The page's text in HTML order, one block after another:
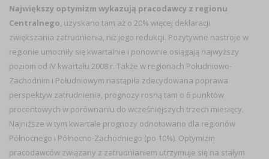
Największy optymizm wykazują pracodawcy z regionu
Centralnego, uzyskano tam aż o 20% więcej deklaracji
zwiększania zatrudnienia, niż jego redukcji. Pozytywne nastroje w
regionie umocniły się kwartalnie i ponownie osiągają najwyższy
poziom od IV kwartału 2008 r. Także w regionach Południowo-
Zachodnim i Południowym nastąpiła zdecydowana poprawa
perspektyw zatrudnienia, prognozy rosną tam o 6 punktów
procentowych w porównaniu do wcześniejszych trzech miesięcy.
Najniższe w tym kwartale prognozy odnotowano dla regionów
Północnego i Północno-Zachodniego (po 10%). Optymizm
pracodawców związany z zatrudnianiem utrzymuje się na stałym